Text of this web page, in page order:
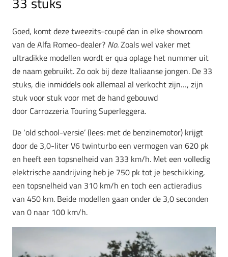
Goed, komt deze tweezits-coupé dan in elke showroom
van de Alfa Romeo-dealer? No.Zoals wel vaker met
ultradikke modellen wordt er qua oplage het nummer uit
de naam gebruikt. Zo ook bij deze Italiaanse jongen. De 33
stuks, die inmiddels ook allemaal al verkocht zijn…, zijn
stuk voor stuk voor met de hand gebouwd
door Carrozzeria Touring Superleggera.
De ‘old school-versie’ (lees: met de benzinemotor) krijgt
door de 3,0-liter V6 twinturbo een vermogen van 620 pk
en heeft een topsnelheid van 333 km/h. Met een volledig
elektrische aandrijving heb je 750 pk tot je beschikking,
een topsnelheid van 310 km/h en toch een actieradius
van 450 km. Beide modellen gaan onder de 3,0 seconden
van 0 naar 100 km/h.